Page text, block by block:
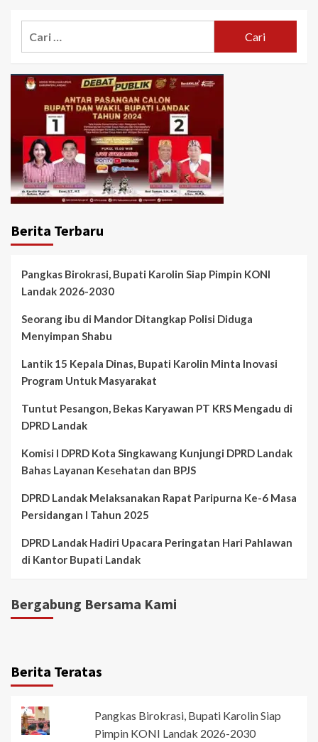
Berita Terbaru
Pangkas Birokrasi, Bupati Karolin Siap Pimpin KONI
Landak 2026-2030
Seorang ibu di Mandor Ditangkap Polisi Diduga
Menyimpan Shabu
Lantik 15 Kepala Dinas, Bupati Karolin Minta Inovasi
Program Untuk Masyarakat
Tuntut Pesangon, Bekas Karyawan PT KRS Mengadu di
DPRD Landak
Komisi I DPRD Kota Singkawang Kunjungi DPRD Landak
Bahas Layanan Kesehatan dan BPJS
DPRD Landak Melaksanakan Rapat Paripurna Ke-6 Masa
Persidangan I Tahun 2025
DPRD Landak Hadiri Upacara Peringatan Hari Pahlawan
di Kantor Bupati Landak
Bergabung Bersama Kami
Berita Teratas
Pangkas Birokrasi, Bupati Karolin Siap
Pimpin KONI Landak 2026-2030